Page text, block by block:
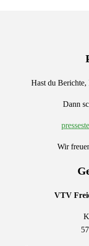
Hast du Berichte,
Dann
Wir
VTV